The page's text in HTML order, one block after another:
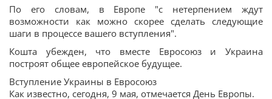
По его словам, в Европе "с нетерпением ждут
возможности как можно скорее сделать следующие
шаги в процессе вашего вступления".
Кошта убежден, что вместе Евросоюз и Украина
построят общее европейское будущее.
Вступление Украины в Евросоюз
Как известно, сегодня, 9 мая, отмечается День Европы.